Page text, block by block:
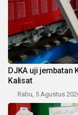
DJKA uji jembatan
Kalisat
Rabu, 5 Agustus